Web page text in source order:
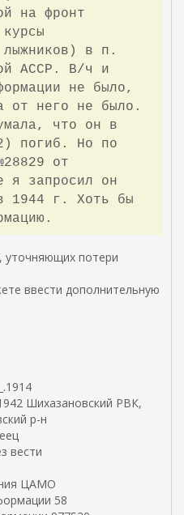
на фронт
лыжников) в п.
АССР. В/ч и
не было,
от него не было.
что он в
погиб. Но по
от
я запросил он
1944 г. Хоть бы
уточняющих потери
ввести дополнительную
Шихазановский РВК,
р-н
вести
ЦАМО
58